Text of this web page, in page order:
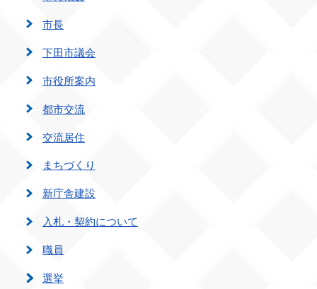
市長
下田市議会
市役所案内
都市交流
交流居住
まちづくり
新庁舎建設
入札・契約について
職員
選挙